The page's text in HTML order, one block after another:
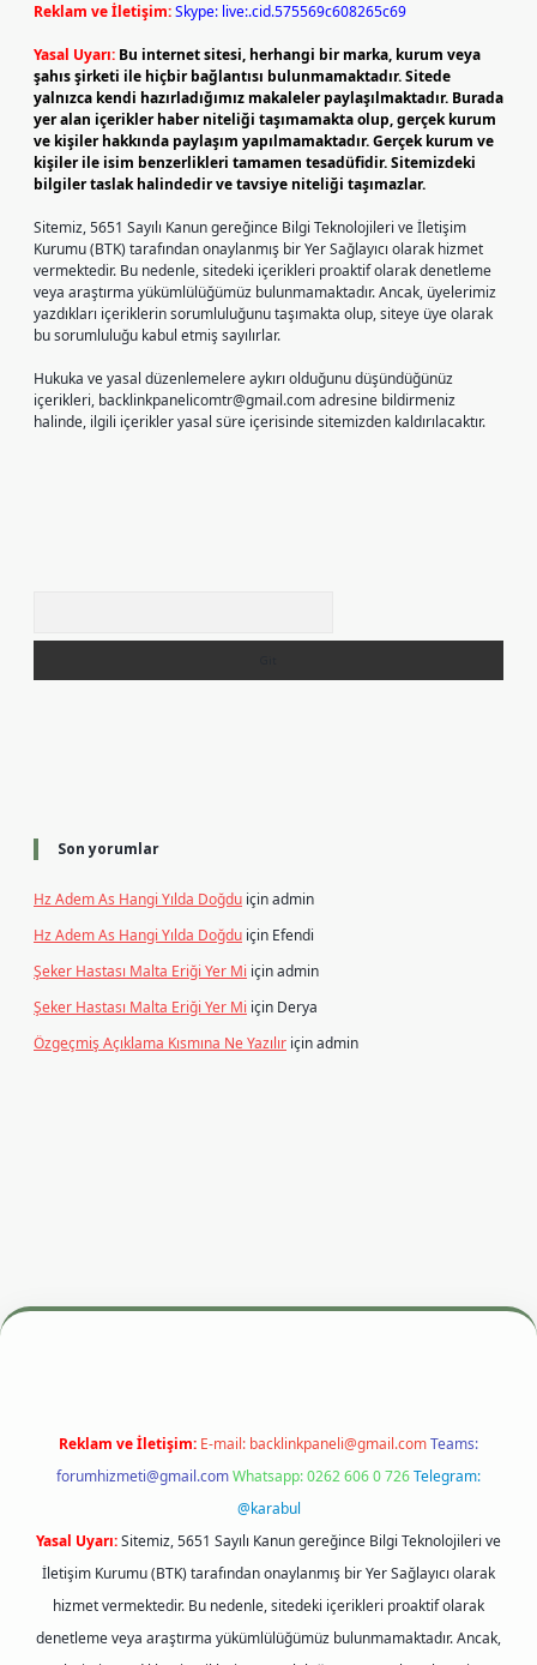
Reklam ve İletişim:Skype: live:.cid.575569c608265c69
Yasal Uyarı: Bu internet sitesi, herhangi bir marka, kurum veya
şahıs şirketi ile hiçbir bağlantısı bulunmamaktadır. Sitede
yalnızca kendi hazırladığımız makaleler paylaşılmaktadır. Burada
yer alan içerikler haber niteliği taşımamakta olup, gerçek kurum
ve kişiler hakkında paylaşım yapılmamaktadır. Gerçek kurum ve
kişiler ile isim benzerlikleri tamamen tesadüfidir. Sitemizdeki
bilgiler taslak halindedir ve tavsiye niteliği taşımazlar.
Sitemiz, 5651 Sayılı Kanun gereğince Bilgi Teknolojileri ve İletişim
Kurumu (BTK) tarafından onaylanmış bir Yer Sağlayıcı olarak hizmet
vermektedir. Bu nedenle, sitedeki içerikleri proaktif olarak denetleme
veya araştırma yükümlülüğümüz bulunmamaktadır. Ancak, üyelerimiz
yazdıkları içeriklerin sorumluluğunu taşımakta olup, siteye üye olarak
bu sorumluluğu kabul etmiş sayılırlar.
Hukuka ve yasal düzenlemelere aykırı olduğunu düşündüğünüz
içerikleri, backlinkpanelicomtr@gmail.comadresine bildirmeniz
halinde, ilgili içerikler yasal süre içerisinde sitemizden kaldırılacaktır.
Son yorumlar
Hz Adem As Hangi Yılda Doğdu içinadmin
Hz Adem As Hangi Yılda Doğdu için Efendi
Şeker Hastası Malta Eriği Yer Mi içinadmin
Şeker Hastası Malta Eriği Yer Mi için Derya
Özgeçmiş Açıklama Kısmına Ne Yazılır içinadmin
betexper.xyzm elexbet
Reklam ve İletişim: E-mail: backlinkpaneli@gmail.comTeams:
forumhizmeti@gmail.comWhatsapp: 0262 606 0 726Telegram:
@karabul
Yasal Uyarı:Sitemiz, 5651 Sayılı Kanun gereğince Bilgi Teknolojileri ve
İletişim Kurumu (BTK) tarafından onaylanmış bir Yer Sağlayıcı olarak
hizmet vermektedir. Bu nedenle, sitedeki içerikleri proaktif olarak
denetleme veya araştırma yükümlülüğümüz bulunmamaktadır. Ancak,